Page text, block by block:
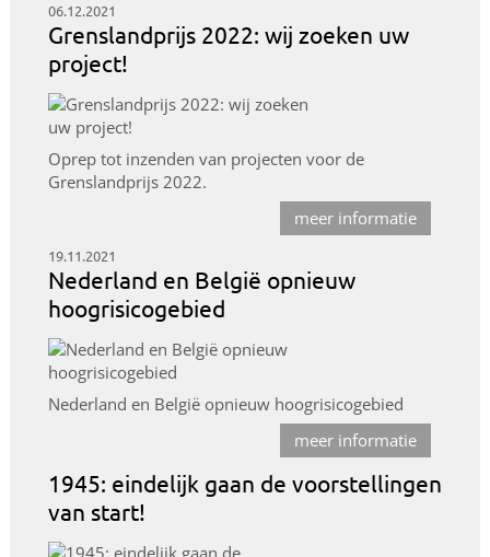
06.12.2021
Grenslandprijs 2022: wij zoeken uw
project!
Oprep tot inzenden van projecten voor de
Grenslandprijs 2022.
meer informatie
19.11.2021
Nederland en België opnieuw
hoogrisicogebied
Nederland en België opnieuw hoogrisicogebied
meer informatie
1945: eindelijk gaan de voorstellingen
van start!